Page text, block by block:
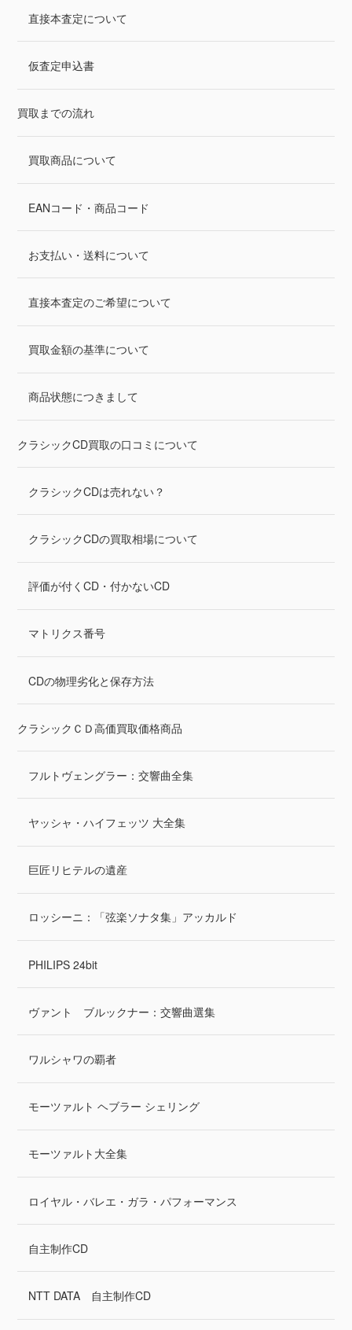
直接本査定について
仮査定申込書
買取までの流れ
買取商品について
EANコード・商品コード
お支払い・送料について
直接本査定のご希望について
買取金額の基準について
商品状態につきまして
クラシックCD買取の口コミについて
クラシックCDは売れない？
クラシックCDの買取相場について
評価が付くCD・付かないCD
マトリクス番号
CDの物理劣化と保存方法
クラシックＣＤ高価買取価格商品
フルトヴェングラー：交響曲全集
ヤッシャ・ハイフェッツ 大全集
巨匠リヒテルの遺産
ロッシーニ：「弦楽ソナタ集」アッカルド
PHILIPS 24bit
ヴァント ブルックナー：交響曲選集
ワルシャワの覇者
モーツァルト ヘブラー シェリング
モーツァルト大全集
ロイヤル・バレエ・ガラ・パフォーマンス
自主制作CD
NTT DATA 自主制作CD